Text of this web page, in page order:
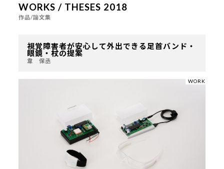
WORKS / THESES 2018
作品/論文集
視覚障害者が安心して外出できる足首バンド・
眼鏡・杖の提案
韋 保丞
WORK